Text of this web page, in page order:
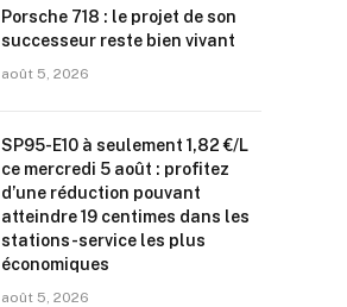
Porsche 718 : le projet de son
successeur reste bien vivant
août 5, 2026
SP95-E10 à seulement 1,82 €/L
ce mercredi 5 août : profitez
d’une réduction pouvant
atteindre 19 centimes dans les
stations-service les plus
économiques
août 5, 2026